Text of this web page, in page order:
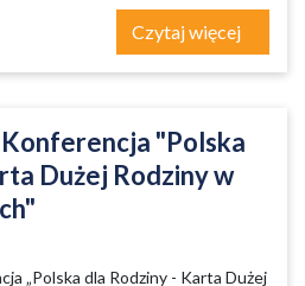
Czytaj więcej
"Polska
Dużej Rodziny w
„Polska dla Rodziny - Karta Dużej